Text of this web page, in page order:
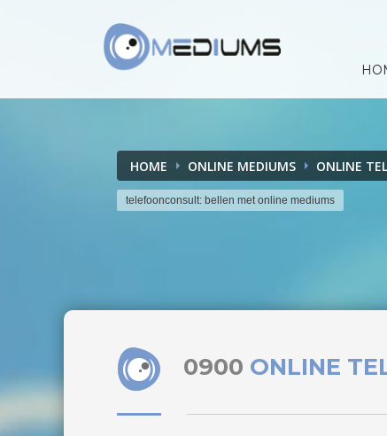
HOME ONLINE MEDIUMS ONLINE
telefoonconsult: bellen met online mediums
0900 ONLINE